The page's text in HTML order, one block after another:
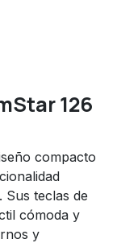
126
compacto
Sus teclas de
cómoda y
y